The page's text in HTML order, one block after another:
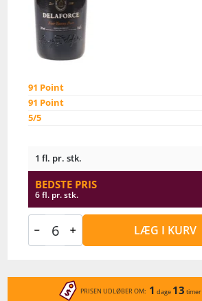
91 Point
91 Point
5/5
1 fl. pr. stk.
BEDSTE PRIS
6 fl. pr. stk.
LÆG I KURV
PRISEN UDLØBER OM: 1 dage 13 timer